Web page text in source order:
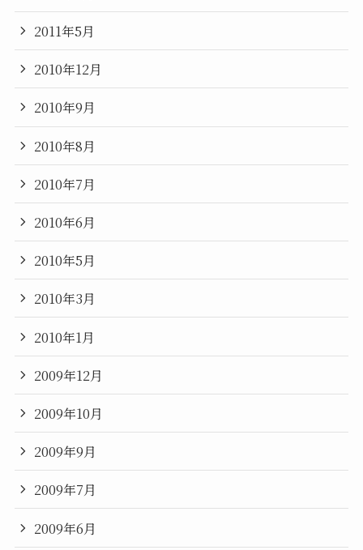
2011年5月
2010年12月
2010年9月
2010年8月
2010年7月
2010年6月
2010年5月
2010年3月
2010年1月
2009年12月
2009年10月
2009年9月
2009年7月
2009年6月